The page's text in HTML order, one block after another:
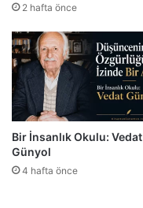
2 hafta önce
Bir İnsanlık Okulu: Vedat
Günyol
4 hafta önce